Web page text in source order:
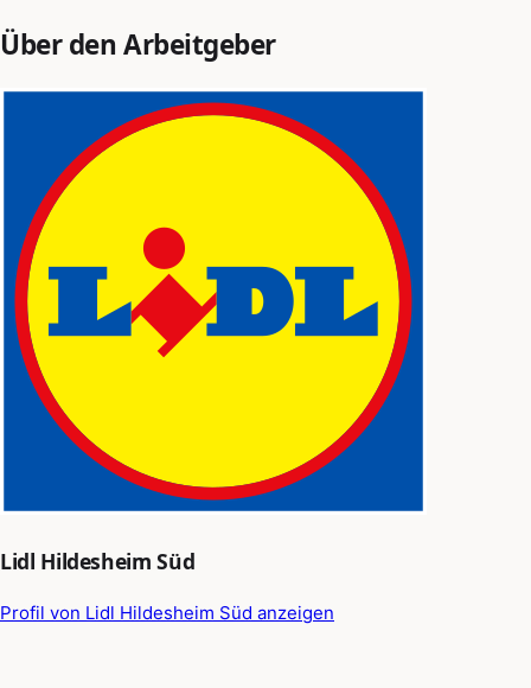
Über den Arbeitgeber
Lidl Hildesheim Süd
Profil von Lidl Hildesheim Süd anzeigen